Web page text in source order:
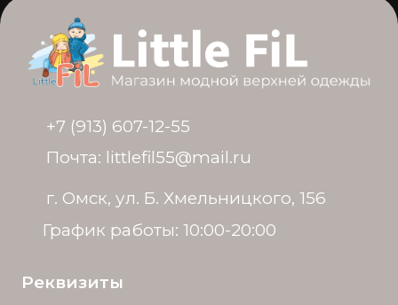
Разработка сайта: @krisbulychyova
Реквизиты
ИП Яворская Т. А.
ИНН 550405465730